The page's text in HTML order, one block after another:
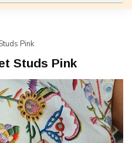
Pink
Studs Pink